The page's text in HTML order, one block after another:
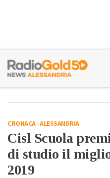
CRONACA-ALESSANDRIA
Cisl Scuola
di studio il
2019